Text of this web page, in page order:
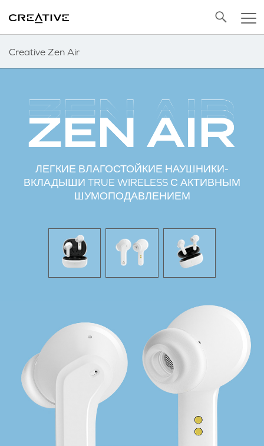
Creative Zen Air
Back to Top
ЛЕГКИЕ ВЛАГОСТОЙКИЕ НАУШНИКИ-
ВКЛАДЫШИ TRUE WIRELESS С АКТИВНЫМ
ШУМОПОДАВЛЕНИЕМ